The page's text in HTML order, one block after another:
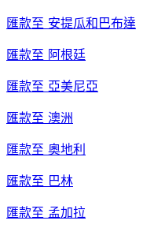
匯款至 安提瓜和巴布達
匯款至 阿根廷
匯款至 亞美尼亞
匯款至 澳洲
匯款至 奧地利
匯款至 巴林
匯款至 孟加拉